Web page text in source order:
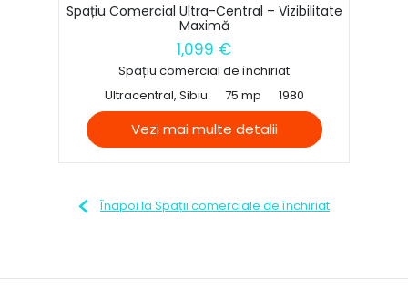
Spațiu Comercial Ultra-Central – Vizibilitate
Maximă
1,099 €
Spațiu comercial de închiriat
Ultracentral, Sibiu
75 mp 1980
Vezi mai multe detalii
Înapoi la Spații comerciale de închiriat